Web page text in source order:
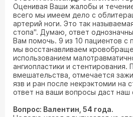
Оценивая Ваши жалобы и
всего мы имеем дело с
артерий ноги. Это так
стопа". Думаю, ответ
Вам помочь. 9 из 10 пациентов с
мы восстанавливаем
использованием
ангиопластики и стентирования.
вмешательства, отмечается
язв и ран после некрэктомии на
ответ на ваши вопросы даст наш
Вопрос: Валентин, 54 года.